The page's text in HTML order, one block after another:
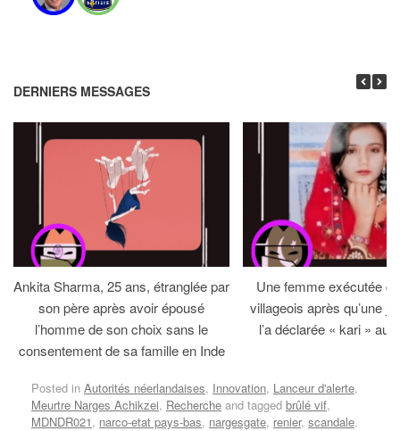
DERNIERS MESSAGES
Ankita Sharma, 25 ans, étranglée par
son père après avoir épousé
l’homme de son choix sans le
consentement de sa famille en Inde
Une femme exécutée
villageois après qu’une
l’a déclarée « kari » au
Posted in Autorités néerlandaises, Innovation, Lanceur d'alerte,
Meurtre Narges Achikzei, Recherche and tagged brûlé vif,
MDNDR021, narco-etat pays-bas, nargesgate, renier, scandale.